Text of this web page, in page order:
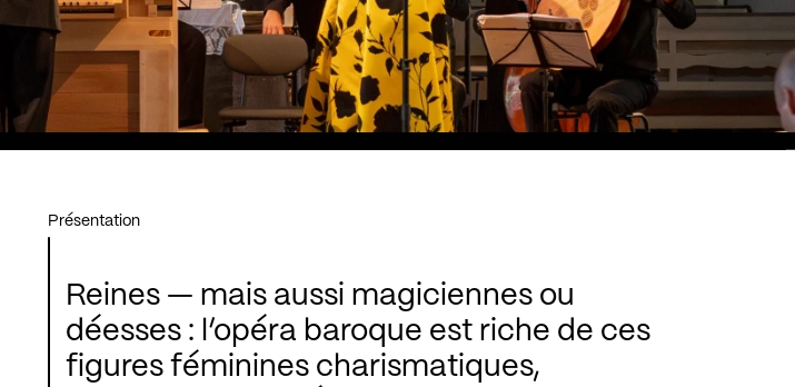
Présentation
Reines — mais aussi magiciennes ou
déesses : l’opéra baroque est riche de ces
figures féminines charismatiques,